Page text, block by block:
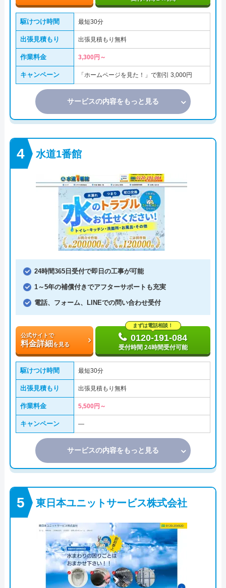
駆けつけ時間 最短30分
出張見積もり 出張見積もり無料
作業料金 3,300円～
キャンペーン 「ホームページを見た！」で割引 3,000円
サービスの内容をもっと見る
水道1番館
24時間365日受付で即日の工事が可能
1～5年の補償付きでアフターサポートも充実
電話、フォーム、LINEでの問い合わせ受付
公式サイトで
料金詳細を見る
まずは電話相談！
0120-191-084
受付時間 24時間受付可能
駆けつけ時間 最短30分
出張見積もり 出張見積もり無料
作業料金 5,500円～
キャンペーン ―
サービスの内容をもっと見る
東日本ユニットサービス株式会社